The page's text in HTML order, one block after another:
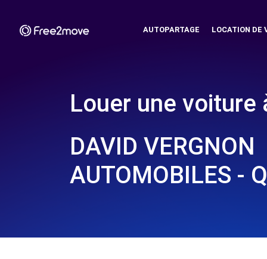
AUTOPARTAGE LOCATION DE
Louer une voiture
DAVID VERGNON
AUTOMOBILES -